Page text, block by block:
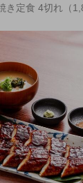
き定食 4切れ（